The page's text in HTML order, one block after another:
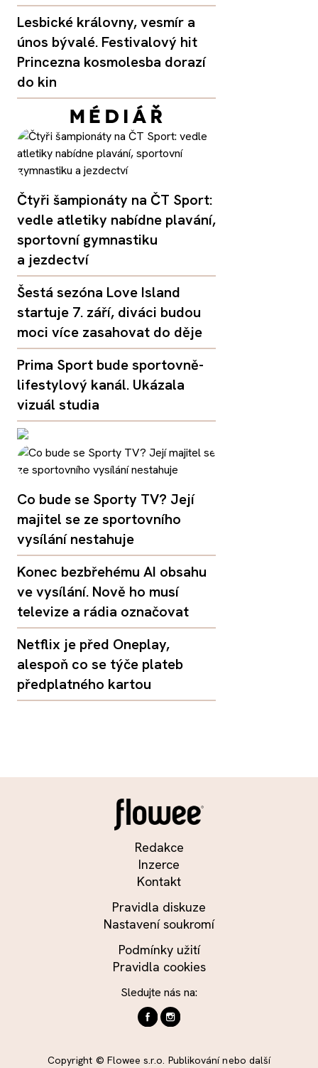
Lesbické královny, vesmír a
únos bývalé. Festivalový hit
Princezna kosmolesba dorazí
do kin
Čtyři šampionáty na ČT Sport:
vedle atletiky nabídne plavání,
sportovní gymnastiku
a jezdectví
Šestá sezóna Love Island
startuje 7. září, diváci budou
moci více zasahovat do děje
Prima Sport bude sportovně-
lifestylový kanál. Ukázala
vizuál studia
Co bude se Sporty TV? Její
majitel se ze sportovního
vysílání nestahuje
Konec bezbřehému AI obsahu
ve vysílání. Nově ho musí
televize a rádia označovat
Netflix je před Oneplay,
alespoň co se týče plateb
předplatného kartou
Redakce
Inzerce
Kontakt
Pravidla diskuze
Nastavení soukromí
Podmínky užití
Pravidla cookies
Sledujte nás na:
Copyright © Flowee s.r.o. Publikování nebo další